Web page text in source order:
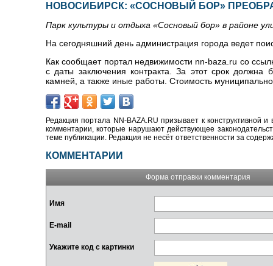
НОВОСИБИРСК: «СОСНОВЫЙ БОР»
Парк культуры и отдыха «Сосновый бор» в районе
На сегодняшний день администрация города ведет
Как сообщает портал недвижимости nn-baza.ru со
с даты заключения контракта. За этот срок должна
камней, а также иные работы. Стоимость
Редакция портала NN-BAZA.RU призывает к конструктивной
комментарии, которые нарушают действующее
теме публикации. Редакция не несёт ответственности за
КОММЕНТАРИИ
Форма отправки комментария
Имя
E-mail
Укажите код с картинки